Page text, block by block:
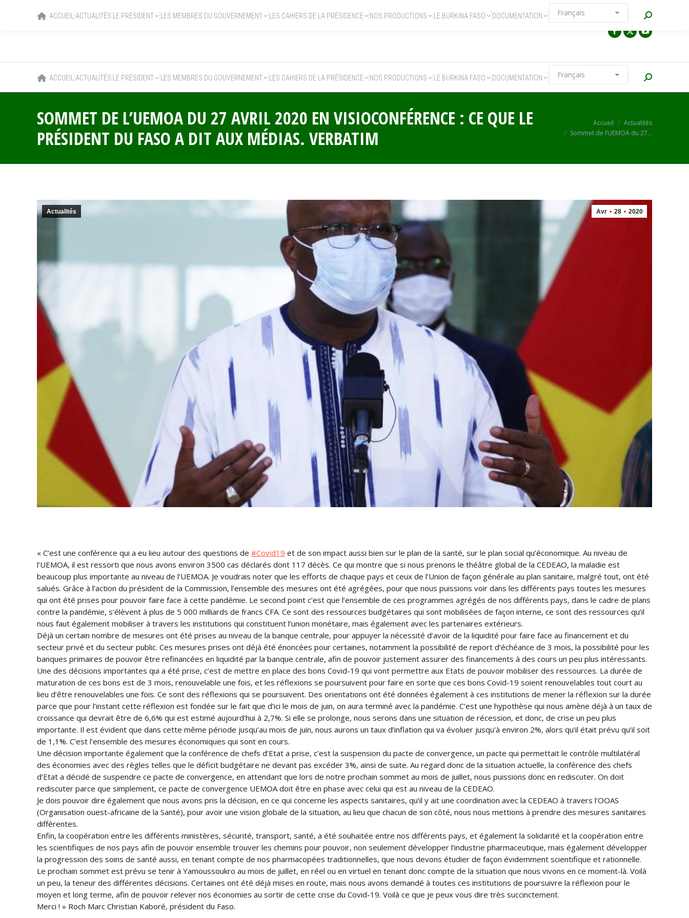
ACCUEIL ACTUALITÉS LE PRÉSIDENT LES MEMBRES DU GOUVERNEMENT LES CAHIERS DE LA PRÉSIDENCE NOS PRODUCTIONS LE BURKINA FASO DOCUMENTATION Recherche
SOMMET DE L’UEMOA DU 27 AVRIL 2020 EN VISIOCONFÉRENCE : CE QUE LE
PRÉSIDENT DU FASO A DIT AUX MÉDIAS. VERBATIM
Vous êtes ici :
Accueil
Actualités
Sommet de l’UEMOA du 27…
Avr 28 2020
Actualités
« C’est une conférence qui a eu lieu autour des questions de #Covid19 et de son impact aussi bien sur le plan de la santé, sur le plan social qu’économique. Au niveau de
l’UEMOA, il est ressorti que nous avons environ 3500 cas déclarés dont 117 décès. Ce qui montre que si nous prenons le théâtre global de la CEDEAO, la maladie est
beaucoup plus importante au niveau de l’UEMOA. Je voudrais noter que les efforts de chaque pays et ceux de l’Union de façon générale au plan sanitaire, malgré tout, ont été
salués. Grâce à l’action du président de la Commission, l’ensemble des mesures ont été agrégées, pour que nous puissions voir dans les différents pays toutes les mesures
qui ont été prises pour pouvoir faire face à cette pandémie. Le second point c’est que l’ensemble de ces programmes agrégés de nos différents pays, dans le cadre de plans
contre la pandémie, s’élèvent à plus de 5 000 milliards de francs CFA. Ce sont des ressources budgétaires qui sont mobilisées de façon interne, ce sont des ressources qu’il
nous faut également mobiliser à travers les institutions qui constituent l’union monétaire, mais également avec les partenaires extérieurs.
Déjà un certain nombre de mesures ont été prises au niveau de la banque centrale, pour appuyer la nécessité d’avoir de la liquidité pour faire face au financement et du
secteur privé et du secteur public. Ces mesures prises ont déjà été énoncées pour certaines, notamment la possibilité de report d’échéance de 3 mois, la possibilité pour les
banques primaires de pouvoir être refinancées en liquidité par la banque centrale, afin de pouvoir justement assurer des financements à des cours un peu plus intéressants.
Une des décisions importantes qui a été prise, c’est de mettre en place des bons Covid-19 qui vont permettre aux Etats de pouvoir mobiliser des ressources. La durée de
maturation de ces bons est de 3 mois, renouvelable une fois, et les réflexions se poursuivent pour faire en sorte que ces bons Covid-19 soient renouvelables tout court au
lieu d’être renouvelables une fois. Ce sont des réflexions qui se poursuivent. Des orientations ont été données également à ces institutions de mener la réflexion sur la durée
parce que pour l’instant cette réflexion est fondée sur le fait que d’ici le mois de juin, on aura terminé avec la pandémie. C’est une hypothèse qui nous amène déjà à un taux de
croissance qui devrait être de 6,6% qui est estimé aujourd’hui à 2,7%. Si elle se prolonge, nous serons dans une situation de récession, et donc, de crise un peu plus
importante. Il est évident que dans cette même période jusqu’au mois de juin, nous aurons un taux d’inflation qui va évoluer jusqu’à environ 2%, alors qu’il était prévu qu’il soit
de 1,1%. C’est l’ensemble des mesures économiques qui sont en cours.
Une décision importante également que la conférence de chefs d’Etat a prise, c’est la suspension du pacte de convergence, un pacte qui permettait le contrôle multilatéral
des économies avec des règles telles que le déficit budgétaire ne devant pas excéder 3%, ainsi de suite. Au regard donc de la situation actuelle, la conférence des chefs
d’Etat a décidé de suspendre ce pacte de convergence, en attendant que lors de notre prochain sommet au mois de juillet, nous puissions donc en rediscuter. On doit
rediscuter parce que simplement, ce pacte de convergence UEMOA doit être en phase avec celui qui est au niveau de la CEDEAO.
Je dois pouvoir dire également que nous avons pris la décision, en ce qui concerne les aspects sanitaires, qu’il y ait une coordination avec la CEDEAO à travers l’OOAS
(Organisation ouest-africaine de la Santé), pour avoir une vision globale de la situation, au lieu que chacun de son côté, nous nous mettions à prendre des mesures sanitaires
différentes.
Enfin, la coopération entre les différents ministères, sécurité, transport, santé, a été souhaitée entre nos différents pays, et également la solidarité et la coopération entre
les scientifiques de nos pays afin de pouvoir ensemble trouver les chemins pour pouvoir, non seulement développer l’industrie pharmaceutique, mais également développer
la progression des soins de santé aussi, en tenant compte de nos pharmacopées traditionnelles, que nous devons étudier de façon évidemment scientifique et rationnelle.
Le prochain sommet est prévu se tenir à Yamoussoukro au mois de juillet, en réel ou en virtuel en tenant donc compte de la situation que nous vivons en ce moment-là. Voilà
un peu, la teneur des différentes décisions. Certaines ont été déjà mises en route, mais nous avons demandé à toutes ces institutions de poursuivre la réflexion pour le
moyen et long terme, afin de pouvoir relever nos économies au sortir de cette crise du Covid-19. Voilà ce que je peux vous dire très succinctement.
Merci ! » Roch Marc Christian Kaboré, président du Faso.
ACCUEIL ACTUALITÉS LE PRÉSIDENT LES MEMBRES DU GOUVERNEMENT LES CAHIERS DE LA PRÉSIDENCE NOS PRODUCTIONS LE BURKINA FASO DOCUMENTATION Recherche